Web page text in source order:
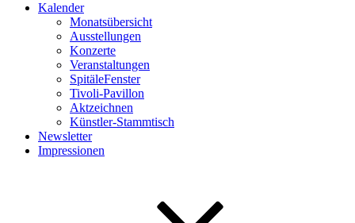
Kalender
Monatsübersicht
Ausstellungen
Konzerte
Veranstaltungen
SpitäleFenster
Tivoli-Pavillon
Aktzeichnen
Künstler-Stammtisch
Newsletter
Impressionen